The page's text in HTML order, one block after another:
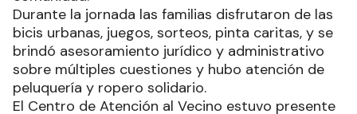
Durante la jornada las familias disfrutaron de las
bicis urbanas, juegos, sorteos, pinta caritas, y se
brindó asesoramiento jurídico y administrativo
sobre múltiples cuestiones y hubo atención de
peluquería y ropero solidario.
El Centro de Atención al Vecino estuvo presente